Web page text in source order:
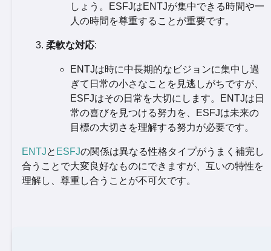
しょう。ESFJはENTJが集中できる時間や一
人の時間を尊重することが重要です。
柔軟な対応:
ENTJは時に中長期的なビジョンに集中し過
ぎて日常の小さなことを見逃しがちですが、
ESFJはその日常を大切にします。ENTJは日
常の喜びを見つける努力を、ESFJは未来の
目標の大切さを理解する努力が必要です。
ENTJと ESFJの関係は異なる性格タイプがうまく補完し
合うことで大変良好なものにできますが、互いの特性を
理解し、尊重し合うことが不可欠です。